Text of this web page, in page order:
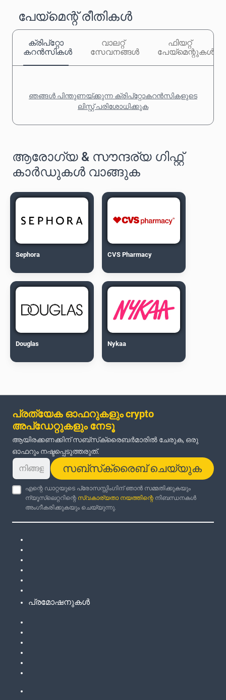
പേയ്‌മെന്റ് രീതികൾ
ക്രിപ്‌റ്റോ
കറൻസികൾ
വാലറ്റ്
സേവനങ്ങൾ
ഫിയറ്റ്
പേയ്‌മെന്റുകൾ
ഞങ്ങൾ പിന്തുണയ്ക്കുന്ന ക്രിപ്‌റ്റോകറൻസികളുടെ
ലിസ്റ്റ് പരിശോധിക്കുക
ആരോഗ്യ & സൗന്ദര്യ ഗിഫ്റ്റ്
കാർഡുകൾ വാങ്ങുക
Sephora CVS Pharmacy
Douglas Nykaa
പ്രത്യേക ഓഫറുകളും crypto
അപ്‌ഡേറ്റുകളും നേടൂ
ആയിരക്കണക്കിന് സബ്‌സ്‌ക്രൈബർമാരിൽ ചേരുക, ഒരു
ഓഫറും നഷ്ടപ്പെടുത്തരുത്.
സബ്‌സ്‌ക്രൈബ് ചെയ്യുക
എന്റെ ഡാറ്റയുടെ പ്രോസസ്സിംഗിന് ഞാൻ സമ്മതിക്കുകയും
ന്യൂസ്‌ലെറ്ററിന്റെ സ്വകാര്യതാ നയത്തിന്റെ നിബന്ധനകൾ
അംഗീകരിക്കുകയും ചെയ്യുന്നു.
പ്രമോഷനുകൾ